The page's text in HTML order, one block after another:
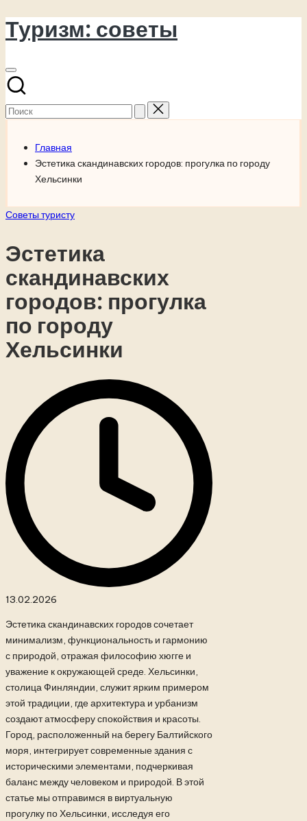
Перейти
к
Туризм: советы
Поиск
для:
Главная
Эстетика скандинавских городов: прогулка по городу
Хельсинки
Опубликовано
Советы туристу
Эстетика
скандинавских
городов: прогулка
по городу
Хельсинки
13.02.2026
Эстетика скандинавских городов сочетает
минимализм, функциональность и гармонию
с природой, отражая философию хюгге и
уважение к окружающей среде. Хельсинки,
столица Финляндии, служит ярким примером
этой традиции, где архитектура и урбанизм
создают атмосферу спокойствия и красоты.
Город, расположенный на берегу Балтийского
моря, интегрирует современные здания с
историческими элементами, подчеркивая
баланс между человеком и природой. В этой
статье мы отправимся в виртуальную
прогулку по Хельсинки, исследуя его